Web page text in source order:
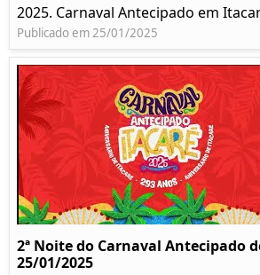
2025. Carnaval Antecipado em
Publicado em 25/01/2025
2ª Noite do Carnaval Antecipado
25/01/2025